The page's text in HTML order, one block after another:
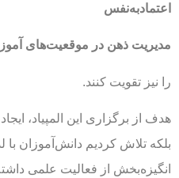
اعتمادبه‌نفس
مدیریت ذهن در موقعیت‌های
را نیز تقویت کنند.
هدف از برگزاری این المپیاد،
بلکه تلاش کردیم دانش‌آموزان با
انگیزه‌بخش از فعالیت علمی